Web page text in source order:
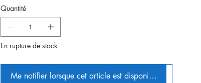
Quantité
En rupture de stock
Me notifier lorsque cet article est disponible